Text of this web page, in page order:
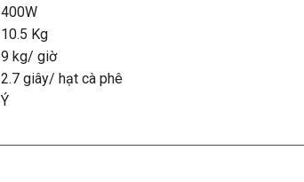
400W
10.5 Kg
9 kg/ giờ
2.7 giây/ hạt cà phê
Ý